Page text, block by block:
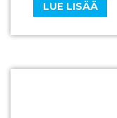
LUE LISÄÄ